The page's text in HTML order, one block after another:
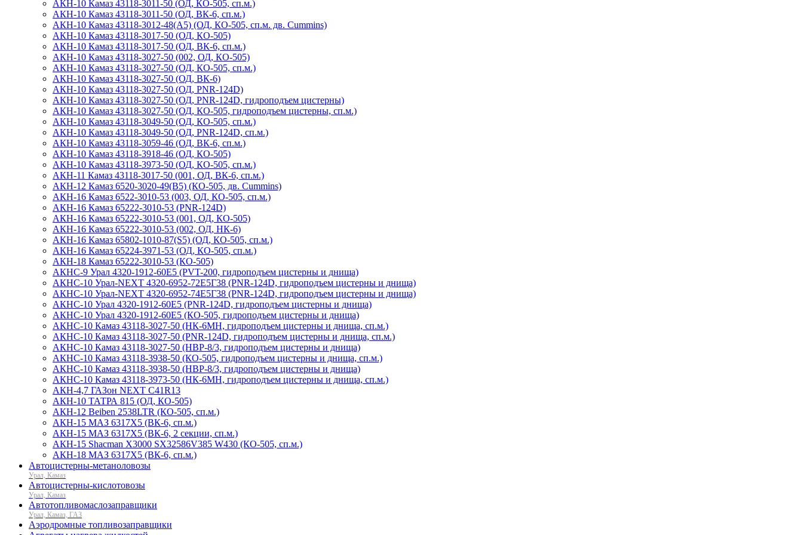
АКН-10 Камаз 43118-3011-50 (ОД, КО-505, сп.м.)
АКН-10 Камаз 43118-3011-50 (ОД, ВК-6, сп.м.)
АКН-10 Камаз 43118-3012-48(А5) (ОД, КО-505, сп.м. дв. Cummins)
АКН-10 Камаз 43118-3017-50 (ОД, КО-505)
АКН-10 Камаз 43118-3017-50 (ОД, ВК-6, сп.м.)
АКН-10 Камаз 43118-3027-50 (002, ОД, КО-505)
АКН-10 Камаз 43118-3027-50 (ОД, КО-505, сп.м.)
АКН-10 Камаз 43118-3027-50 (ОД, ВК-6)
АКН-10 Камаз 43118-3027-50 (ОД, PNR-124D)
АКН-10 Камаз 43118-3027-50 (ОД, PNR-124D, гидроподъем цистерны)
АКН-10 Камаз 43118-3027-50 (ОД, КО-505, гидроподъем цистерны, сп.м.)
АКН-10 Камаз 43118-3049-50 (ОД, КО-505, сп.м.)
АКН-10 Камаз 43118-3049-50 (ОД, PNR-124D, сп.м.)
АКН-10 Камаз 43118-3059-46 (ОД, ВК-6, сп.м.)
АКН-10 Камаз 43118-3918-46 (ОД, КО-505)
АКН-10 Камаз 43118-3973-50 (ОД, КО-505, сп.м.)
АКН-11 Камаз 43118-3017-50 (001, ОД, ВК-6, сп.м.)
АКН-12 Камаз 6520-3020-49(B5) (КО-505, дв. Cummins)
АКН-16 Камаз 6522-3010-53 (003, ОД, КО-505, сп.м.)
АКН-16 Камаз 65222-3010-53 (PNR-124D)
АКН-16 Камаз 65222-3010-53 (001, ОД, КО-505)
АКН-16 Камаз 65222-3010-53 (002, ОД, НК-6)
АКН-16 Камаз 65802-1010-87(S5) (ОД, КО-505, сп.м.)
АКН-16 Камаз 65224-3971-53 (ОД, КО-505, сп.м.)
АКН-18 Камаз 65222-3010-53 (КО-505)
АКНС-9 Урал 4320-1912-60Е5 (PVT-200, гидроподъем цистерны и днища)
АКНС-10 Урал-NEXT 4320-6952-72Е5Г38 (PNR-124D, гидроподъем цистерны и днища)
АКНС-10 Урал-NEXT 4320-6952-74Е5Г38 (PNR-124D, гидроподъем цистерны и днища)
АКНС-10 Урал 4320-1912-60Е5 (PNR-124D, гидроподъем цистерны и днища)
АКНС-10 Урал 4320-1912-60Е5 (КО-505, гидроподъем цистерны и днища)
АКНС-10 Камаз 43118-3027-50 (НК-6МН, гидроподъем цистерны и днища, сп.м.)
АКНС-10 Камаз 43118-3027-50 (PNR-124D, гидроподъем цистерны и днища, сп.м.)
АКНС-10 Камаз 43118-3027-50 (НВР-8/3, гидроподъем цистерны и днища)
АКНС-10 Камаз 43118-3938-50 (КО-505, гидроподъем цистерны и днища, сп.м.)
АКНС-10 Камаз 43118-3938-50 (НВР-8/3, гидроподъем цистерны и днища)
АКНС-10 Камаз 43118-3973-50 (НК-6МН, гидроподъем цистерны и днища, сп.м.)
АКН-4,7 ГАЗон NEXT C41R13
АКН-10 ТАТРА 815 (ОД, КО-505)
АКН-12 Beiben 2538LTR (КО-505, сп.м.)
АКН-15 МАЗ 6317Х5 (ВК-6, сп.м.)
АКН-15 МАЗ 6317Х5 (ВК-6, 2 секции, сп.м.)
АКН-15 Shacman X3000 SX32586V385 W430 (КО-505, сп.м.)
АКН-18 МАЗ 6317Х5 (ВК-6, сп.м.)
Автоцистерны-метаноловозы
Урал, Камаз
Автоцистерны-кислотовозы
Урал, Камаз
Автотопливомаслозаправщики
Урал, Камаз, ГАЗ
Аэродромные топливозаправщики